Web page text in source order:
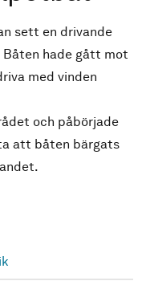
sett en drivande
hade gått mot
med vinden
och påbörjade
att båten bärgats